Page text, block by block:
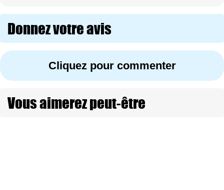
Donnez votre avis
Cliquez pour commenter
Vous aimerez peut-être